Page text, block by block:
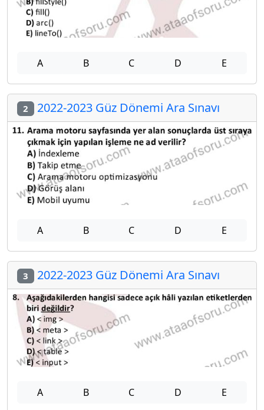
A B C D E
2 2022-2023 Güz Dönemi Ara Sınavı
A B C D E
3 2022-2023 Güz Dönemi Ara Sınavı
A B C D E